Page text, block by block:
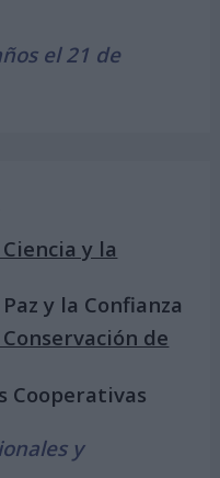
el 21 de
y la
y la Confianza
de
Cooperativas
y